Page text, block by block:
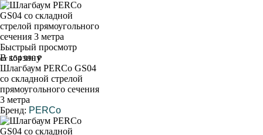
Быстрый просмотр
В корзину
от 154 990 ₽
Шлагбаум PERCo GS04
со складной стрелой
прямоугольного сечения
3 метра
Бренд: PERCo